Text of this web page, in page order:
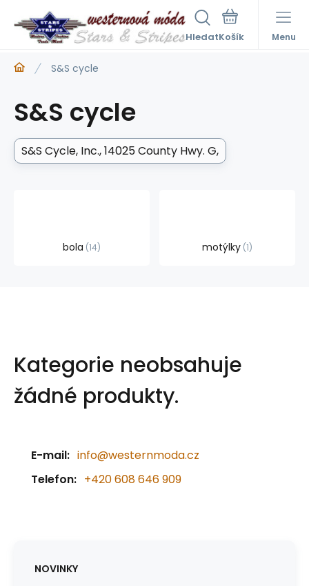
Hledat Menu
S&S cycle
S&S cycle
S&S Cycle, Inc. 14025 County Hwy. G
bola 14 motýlky 1
Kategorie neobsahuje
žádné produkty.
E-mail: info@westernmoda.cz
Telefon: +420 608 646 909
NOVINKY